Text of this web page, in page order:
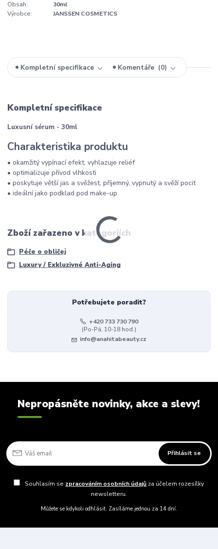
Obsah:
30ml
Výrobce:
JANSSEN COSMETICS
Kompletní specifikace Komentáře 0
Kompletní specifikace
Luxusní sérum - 30ml
Charakteristika produktu
• okamžitý vypínací efekt, vyhlazuje reliéf
• optimalizuje přívod vlhkosti
• poskytuje větší jas a svěžest, příjemný, vypnutý a svěží pocit
• ideální jako podklad pod make-up
Zboží zařazeno v kategoriích
Péče o obličej
Luxury / Exkluzivné Anti-Aging
Potřebujete poradit?
+420 733 730 790
(Po-Pá, 10-18 hod.)
info@anahitabeauty.cz
Nepropásněte novinky, akce a slevy!
Přihlásit se
Souhlasím se zpracováním osobních údajů za účelem rozesílky
newsletteru.
Můžete se kdykoli odhlásit. Zasíláme jednou za 14 dní.